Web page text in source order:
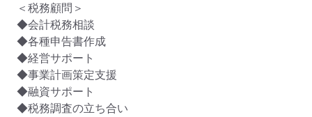
＜税務顧問＞
◆会計税務相談
◆各種申告書作成
◆経営サポート
◆事業計画策定支援
◆融資サポート
◆税務調査の立ち合い